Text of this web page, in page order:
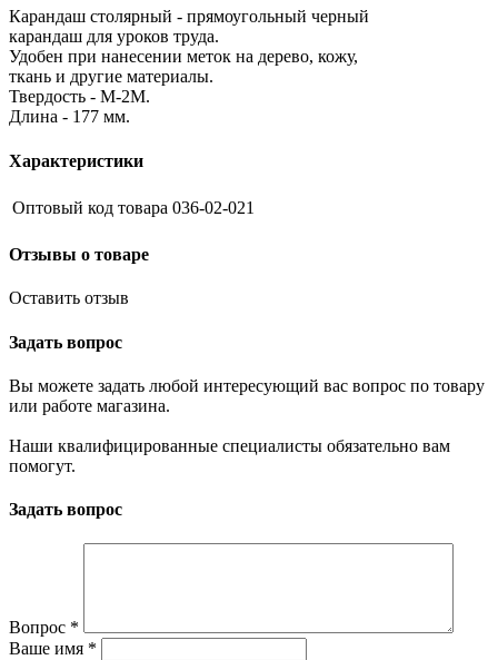
Карандаш столярный - прямоугольный черный
карандаш для уроков труда.
Удобен при нанесении меток на дерево, кожу,
ткань и другие материалы.
Твердость - М-2М.
Длина - 177 мм.
Характеристики
Оптовый код товара 036-02-021
Отзывы о товаре
Оставить отзыв
Задать вопрос
Вы можете задать любой интересующий вас вопрос по товару
или работе магазина.
Наши квалифицированные специалисты обязательно вам
помогут.
Задать вопрос
Вопрос *
Ваше имя *